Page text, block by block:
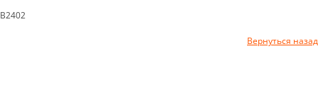
B2402
Вернуться назад